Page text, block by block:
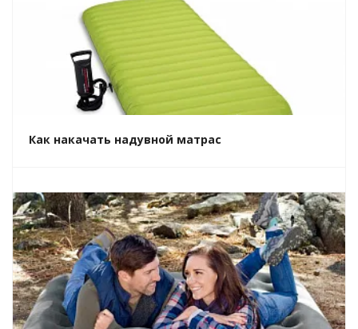
Как накачать надувной матрас